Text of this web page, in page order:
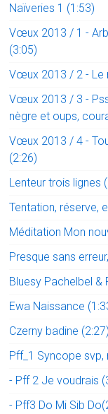
Naïveries 1 (1:53)
Vœux 2013 / 1 -
(3:05)
Vœux 2013 / 2 - Le
Vœux 2013 / 3 -
nègre et oups,
Vœux 2013 / 4 -
(2:26)
Lenteur trois lignes
Tentation, réserve,
Méditation Mon
Presque sans
Bluesy Pachelbel &
Ewa Naissance
Czerny badine (2:27)
Pff_1 Syncope
- Pff 2 Je voudrais
- Pff3 Do Mi Sib